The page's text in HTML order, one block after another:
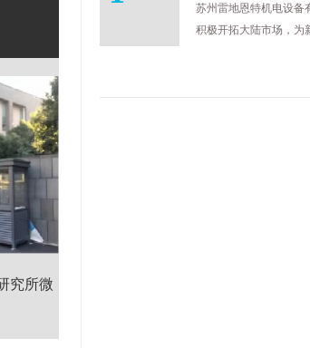
究所微
苏州雷地恩特机电设备
积极开拓大陆市场，为